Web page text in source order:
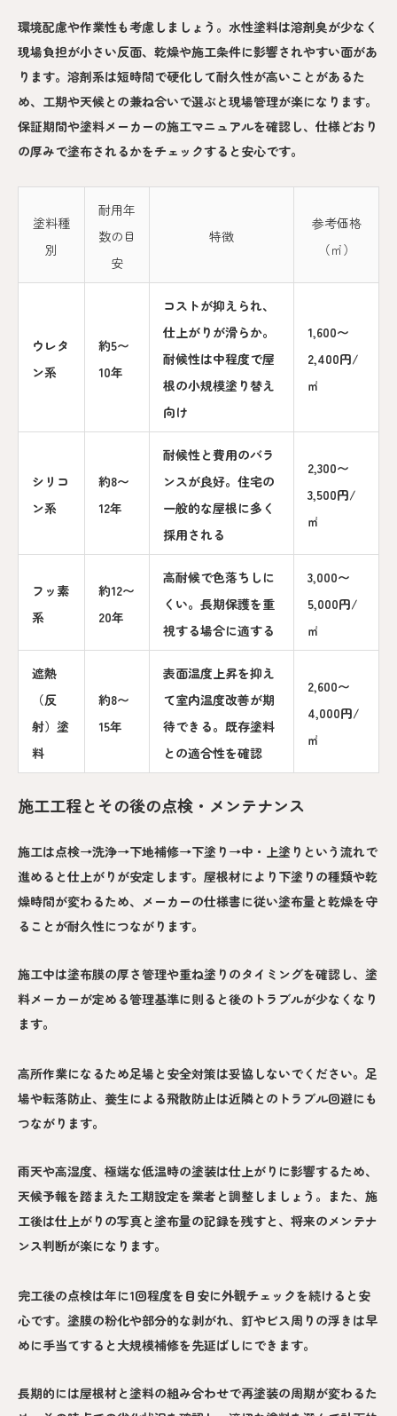
環境配慮や作業性も考慮しましょう。水性塗料は溶剤臭が少なく
現場負担が小さい反面、乾燥や施工条件に影響されやすい面があ
ります。溶剤系は短時間で硬化して耐久性が高いことがあるた
め、工期や天候との兼ね合いで選ぶと現場管理が楽になります。
保証期間や塗料メーカーの施工マニュアルを確認し、仕様どおり
の厚みで塗布されるかをチェックすると安心です。
塗料種
別
耐用年
数の目
安
特徴
参考価格
（㎡）
ウレタ
ン系
約5〜
10年
コストが抑えられ、
仕上がりが滑らか。
耐候性は中程度で屋
根の小規模塗り替え
向け
1,600〜
2,400円/
㎡
シリコ
ン系
約8〜
12年
耐候性と費用のバラ
ンスが良好。住宅の
一般的な屋根に多く
採用される
2,300〜
3,500円/
㎡
フッ素
系
約12〜
20年
高耐候で色落ちしに
くい。長期保護を重
視する場合に適する
3,000〜
5,000円/
㎡
遮熱
（反
射）塗
料
約8〜
15年
表面温度上昇を抑え
て室内温度改善が期
待できる。既存塗料
との適合性を確認
2,600〜
4,000円/
㎡
施工工程とその後の点検・メンテナンス
施工は点検→洗浄→下地補修→下塗り→中・上塗りという流れで
進めると仕上がりが安定します。屋根材により下塗りの種類や乾
燥時間が変わるため、メーカーの仕様書に従い塗布量と乾燥を守
ることが耐久性につながります。
施工中は塗布膜の厚さ管理や重ね塗りのタイミングを確認し、塗
料メーカーが定める管理基準に則ると後のトラブルが少なくなり
ます。
高所作業になるため足場と安全対策は妥協しないでください。足
場や転落防止、養生による飛散防止は近隣とのトラブル回避にも
つながります。
雨天や高湿度、極端な低温時の塗装は仕上がりに影響するため、
天候予報を踏まえた工期設定を業者と調整しましょう。また、施
工後は仕上がりの写真と塗布量の記録を残すと、将来のメンテナ
ンス判断が楽になります。
完工後の点検は年に1回程度を目安に外観チェックを続けると安
心です。塗膜の粉化や部分的な剥がれ、釘やビス周りの浮きは早
めに手当てすると大規模補修を先延ばしにできます。
長期的には屋根材と塗料の組み合わせで再塗装の周期が変わるた